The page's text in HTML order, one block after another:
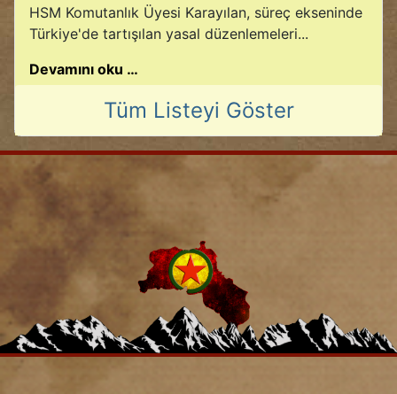
HSM Komutanlık Üyesi Karayılan, süreç ekseninde
Türkiye'de tartışılan yasal düzenlemeleri...
Devamını oku …
2026-07-08 08:02:06
Tüm Listeyi Göster